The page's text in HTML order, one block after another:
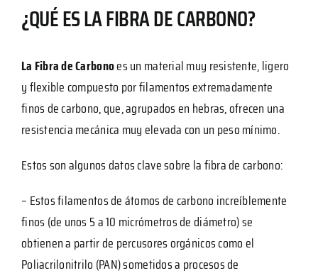
¿QUÉ ES LA FIBRA DE CARBONO?
La Fibra de Carbonoes un material muy resistente, ligero
y flexible compuesto por filamentos extremadamente
finos de carbono, que, agrupados en hebras, ofrecen una
resistencia mecánica muy elevada con un peso mínimo.
Estos son algunos datos clave sobre la fibra de carbono:
– Estos filamentos de átomos de carbono increíblemente
finos (de unos 5 a 10 micrómetros de diámetro) se
obtienen a partir de percusores orgánicos como el
Poliacrilonitrilo (PAN) sometidos a procesos de